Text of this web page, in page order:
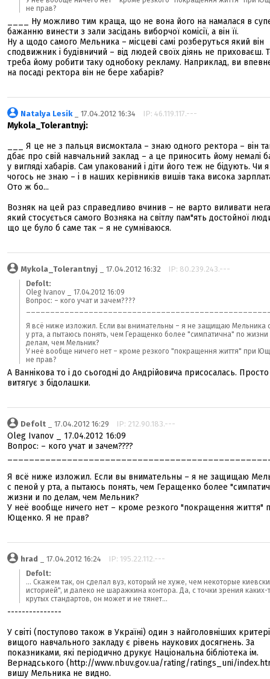
не прав?
____ Ну можливо тим краща, що не вона його на намалася в
бажанню винести з зали засідань виборчої комісії, а він її.
Ну а щодо самого Мельника – місцеві самі розберуться який він
сподвижник і будівничий – від людей своїх діянь не приховаєш.
треба йому робити таку однобоку рекламу. Наприклад, ви
на посаді ректора він не бере хабарів?
Natalya Lesik_ 17.04.2012 16:34 IP: 46.119.117.---
Mykola_Tolerantnyj:
___ Я це не з пальця висмоктала – знаю одного ректора – він
дбає про свій навчальний заклад – а це приносить йому немалі
у вигляді хабарів. Сам упакований і діти його теж не бідують. Чи я
чогось не знаю – і в наших керівників вишів така висока
Ото ж бо...
Возняк на цей раз справедливо вчинив – не варто виливати
який стосується самого Возняка на світлу пам"ять достойної
що це було б саме так – я не сумніваюся.
Mykola_Tolerantnyj _ 17.04.2012 16:32 IP: 80.239.243.---
Defolt:
Oleg Ivanov _ 17.04.2012 16:09
Вопрос: – кого учат и зачем????
Я всё ниже изложил. Если вы внимательны – я не защищаю Мельника
у рта, а пытаюсь понять, чем Геращенко более "симпатична" по жизни
делам, чем Мельник?
У неё вообще ничего нет – кроме резкого "покращення життя" при
не прав?
А Ваннікова то і до сьогодні до Андрійовича присосалась.
витягує з бідолашки.
Defolt _ 17.04.2012 16:29 IP: 212.90.183.---
Oleg Ivanov _ 17.04.2012 16:09
Вопрос: – кого учат и зачем????
Я всё ниже изложил. Если вы внимательны – я не защищаю
с пеной у рта, а пытаюсь понять, чем Геращенко более
жизни и по делам, чем Мельник?
У неё вообще ничего нет – кроме резкого "покращення життя"
Ющенко. Я не прав?
hrad _ 17.04.2012 16:24 IP: 195.22.112.---
Defolt:
... Скажем так, он сделал вуз, который не хуже, чем некоторые
историей", и далеко не шаражкина контора. Да, с точки зрения каких-
крутых стандартов, он может и не тянет...
---------------
У світі (поступово також в Україні) один з найголовніших
вищого навчального закладу є рівень наукових досягнень. За
показниками, які періодично друкує Національна бібліотека ім.
Вернадського (http://www.nbuv.gov.ua/rating/ratings_uni/
вишу Мельника не видно.